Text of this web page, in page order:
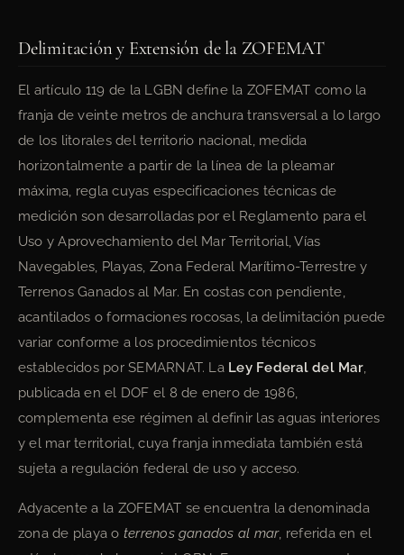
Delimitación y Extensión de la ZOFEMAT
El artículo 119 de la LGBN define la ZOFEMAT como la
franja de veinte metros de anchura transversal a lo largo
de los litorales del territorio nacional, medida
horizontalmente a partir de la línea de la pleamar
máxima, regla cuyas especificaciones técnicas de
medición son desarrolladas por el Reglamento para el
Uso y Aprovechamiento del Mar Territorial, Vías
Navegables, Playas, Zona Federal Marítimo-Terrestre y
Terrenos Ganados al Mar. En costas con pendiente,
acantilados o formaciones rocosas, la delimitación puede
variar conforme a los procedimientos técnicos
establecidos por SEMARNAT. La Ley Federal del Mar,
publicada en el DOF el 8 de enero de 1986,
complementa ese régimen al definir las aguas interiores
y el mar territorial, cuya franja inmediata también está
sujeta a regulación federal de uso y acceso.
Adyacente a la ZOFEMAT se encuentra la denominada
zona de playa o terrenos ganados al mar, referida en el